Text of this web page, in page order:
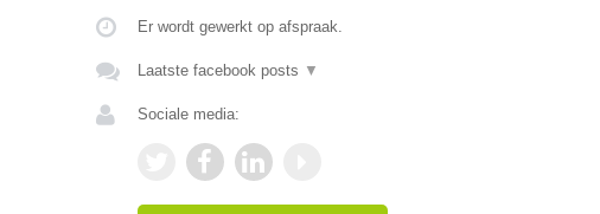
Er wordt gewerkt op afspraak.
Laatste facebook posts ▼
Sociale media: